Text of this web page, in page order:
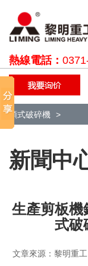
熱線電話：
顎式破碎機
新聞中
生產剪板機
式破
文章來源：黎明